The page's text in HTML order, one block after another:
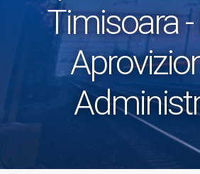
Timisoara -